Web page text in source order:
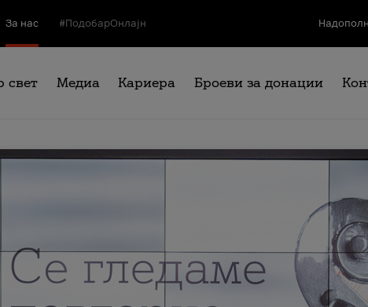
За нас #ПодобарОнлајн
свет Медиа Кариера Броеви за донации